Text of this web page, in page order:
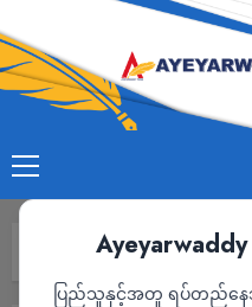
ပြည်သူနှင့်အတူ ရပ်တည်န
သတင်း Page 3